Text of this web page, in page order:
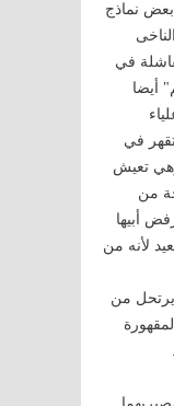
بعض نماذج
في
أيضا
تقهر في
وهي تعيش
من
أبيها
لأنه من
يرتحل من